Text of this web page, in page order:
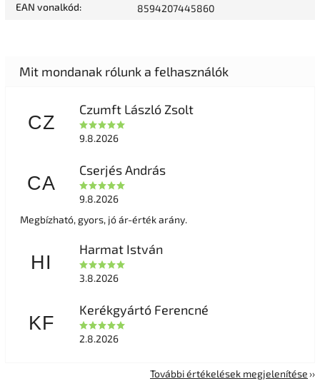
EAN vonalkód: 8594207445860
CZ
Czumft László Zsolt
9.8.2026
CA
Cserjés András
9.8.2026
Megbízható, gyors, jó ár-érték arány.
HI
Harmat István
3.8.2026
KF
Kerékgyártó Ferencné
2.8.2026
További értékelések megjelenítése